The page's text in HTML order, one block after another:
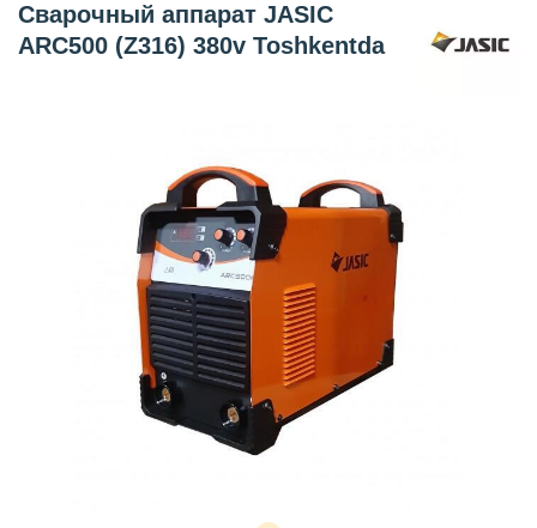
Сварочный аппарат JASIC
ARC500 (Z316) 380v Toshkentda